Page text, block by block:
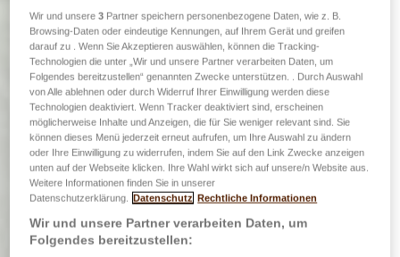
Wir und unsere3 Partner speichern personenbezogene Daten, wie z. B.
Browsing-Daten oder eindeutige Kennungen, auf Ihrem Gerät und greifen
darauf zu . Wenn Sie Akzeptieren auswählen, können die Tracking-
Technologien die unter „Wir und unsere Partner verarbeiten Daten, um
Folgendes bereitzustellen“ genannten Zwecke unterstützen. . Durch Auswahl
von Alle ablehnen oder durch Widerruf Ihrer Einwilligung werden diese
Technologien deaktiviert. Wenn Tracker deaktiviert sind, erscheinen
möglicherweise Inhalte und Anzeigen, die für Sie weniger relevant sind. Sie
können dieses Menü jederzeit erneut aufrufen, um Ihre Auswahl zu ändern
oder Ihre Einwilligung zu widerrufen, indem Sie auf den Link Zwecke anzeigen
unten auf der Webseite klicken. Ihre Wahl wirkt sich auf unsere/n Website aus.
Weitere Informationen finden Sie in unserer
Datenschutzerklärung. Datenschutz Rechtliche Informationen
Wir und unsere Partner verarbeiten Daten, um
Folgendes bereitzustellen: